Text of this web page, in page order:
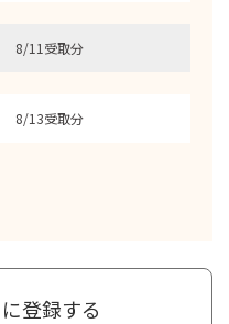
8/11受取分
8/13受取分
登録する